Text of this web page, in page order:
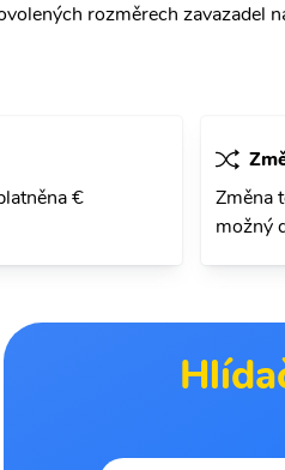
rozměrech zavazadel
€
Změna
možný